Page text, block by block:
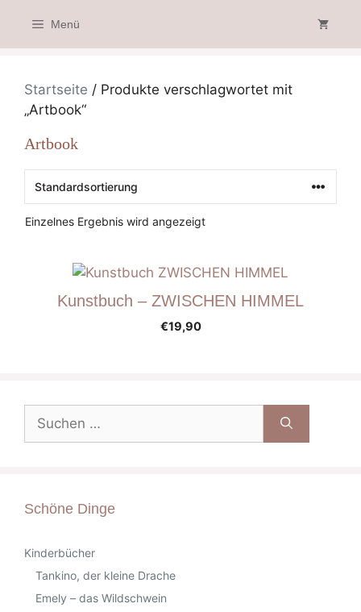
Inhalt
springen
Menü
Startseite / Produkte verschlagwortet mit
„Artbook“
Artbook
Einzelnes Ergebnis wird angezeigt
Kunstbuch – ZWISCHEN HIMMEL
€19,90
nach:
Schöne Dinge
Kinderbücher
Tankino, der kleine Drache
Emely – das Wildschwein